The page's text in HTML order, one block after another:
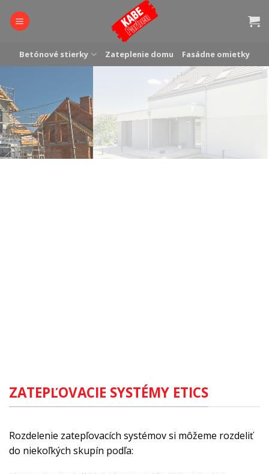
Betónové stierky Zateplenie domu Fasádne omietky
ZATEPĽOVACIE SYSTÉMY ETICS
Rozdelenie zatepľovacích systémov si môžeme rozdeliť
do niekoľkých skupín podľa: